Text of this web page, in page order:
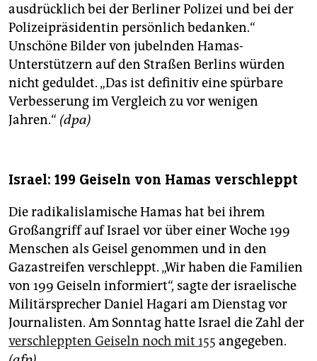
ausdrücklich bei der Berliner Polizei und bei der
Polizeipräsidentin persönlich bedanken.“
Unschöne Bilder von jubelnden Hamas-
Unterstützern auf den Straßen Berlins würden
nicht geduldet. „Das ist definitiv eine spürbare
Verbesserung im Vergleich zu vor wenigen
Jahren.“ (dpa)
Israel: 199 Geiseln von Hamas verschleppt
Die radikalislamische Hamas hat bei ihrem
Großangriff auf Israel vor über einer Woche 199
Menschen als Geisel genommen und in den
Gazastreifen verschleppt. „Wir haben die Familien
von 199 Geiseln informiert“, sagte der israelische
Militärsprecher Daniel Hagari am Dienstag vor
Journalisten. Am Sonntag hatte Israel die Zahl der
verschleppten Geiseln noch mit 155 angegeben.